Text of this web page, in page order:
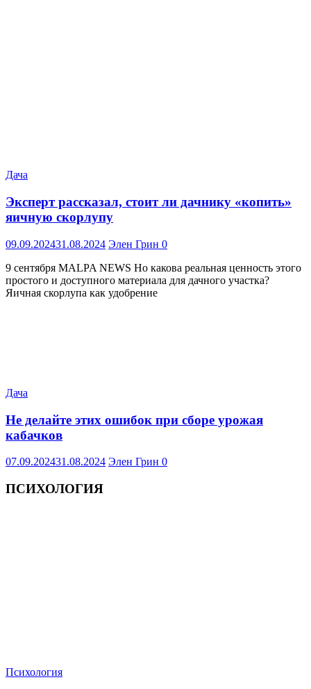
Дача
Эксперт рассказал, стоит ли дачнику «копить»
яичную скорлупу
09.09.202431.08.2024 Элен Грин 0
9 сентября MALPA NEWS Но какова реальная ценность этого
простого и доступного материала для дачного участка?
Яичная скорлупа как удобрение
Дача
Не делайте этих ошибок при сборе урожая
кабачков
07.09.202431.08.2024 Элен Грин 0
ПСИХОЛОГИЯ
Психология